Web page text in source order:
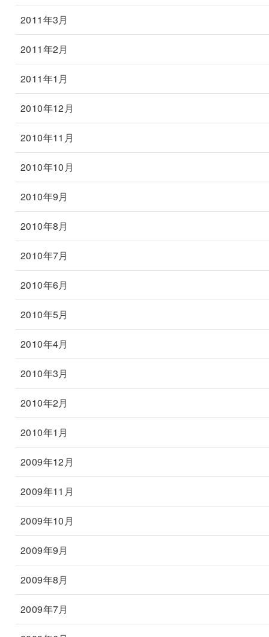
2011年3月
2011年2月
2011年1月
2010年12月
2010年11月
2010年10月
2010年9月
2010年8月
2010年7月
2010年6月
2010年5月
2010年4月
2010年3月
2010年2月
2010年1月
2009年12月
2009年11月
2009年10月
2009年9月
2009年8月
2009年7月